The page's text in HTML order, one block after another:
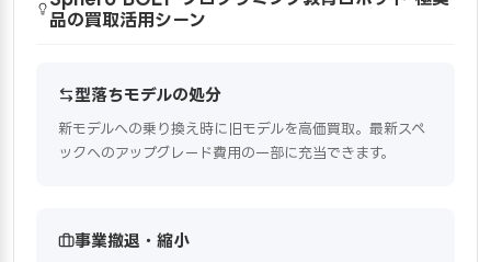
品の買取活用シーン
型落ちモデルの処分
新モデルへの乗り換え時に旧モデルを高価買取。最新スペ
ックへのアップグレード費用の一部に充当できます。
事業撤退・縮小